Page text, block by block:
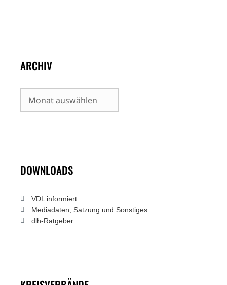
ARCHIV
Archiv
DOWNLOADS
VDL informiert
Mediadaten, Satzung und Sonstiges
dlh-Ratgeber